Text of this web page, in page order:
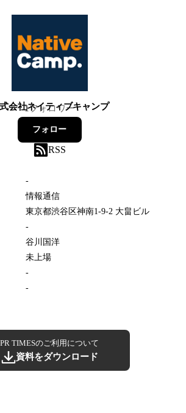
会社ネイティブキャンプ
1フォロワー
フォロー
RSS
-
情報通信
東京都渋谷区神南1-9-2 大畠ビル
-
谷川国洋
未上場
-
-
PR TIMESのご利用について
資料をダウンロード